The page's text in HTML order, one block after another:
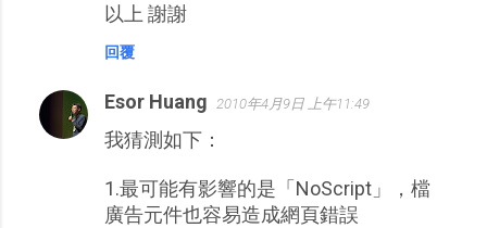
以上 謝謝
回覆
Esor Huang 2010年4月9日 上午11:49
我猜測如下：
1.最可能有影響的是「NoScript」，檔
廣告元件也容易造成網頁錯誤